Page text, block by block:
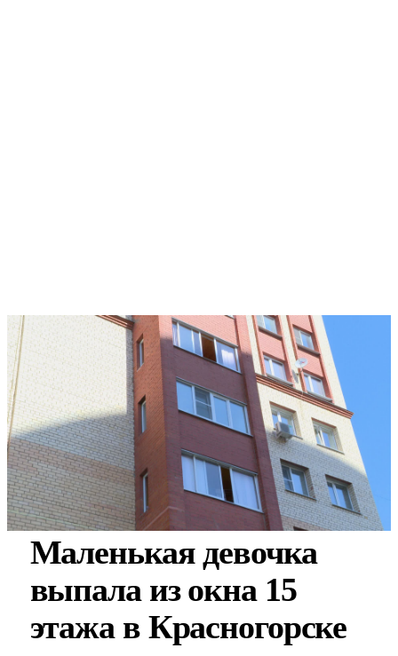
Маленькая девочка
выпала из окна 15
этажа в Красногорске